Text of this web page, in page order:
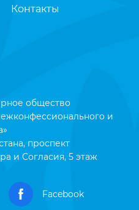
Контакты
общество
и
проспект
и Согласия, 5 этаж
Facebook